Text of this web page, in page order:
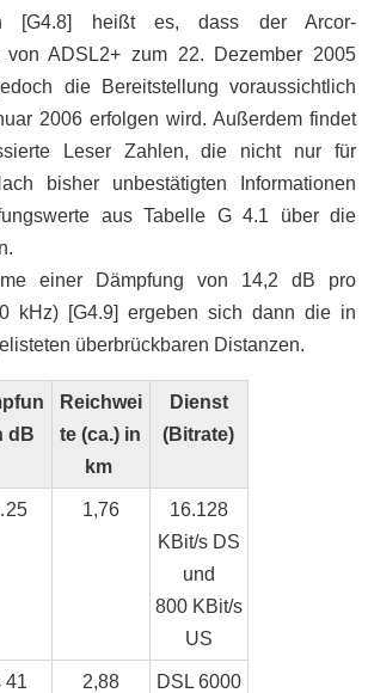
[G4.8] heißt es, dass der Arcor-
von ADSL2+ zum 22. Dezember 2005
die Bereitstellung voraussichtlich
2006 erfolgen wird. Außerdem findet
Leser Zahlen, die nicht nur für
bisher unbestätigten Informationen
aus Tabelle G 4.1 über die
einer Dämpfung von 14,2 dB pro
kHz) [G4.9] ergeben sich dann die in
überbrückbaren Distanzen.
dB
Reichwei
te (ca.) in
km
Dienst
(Bitrate)
1,76
16.128
KBit/s DS
und
800 KBit/s
US
41 2,88 DSL 6000